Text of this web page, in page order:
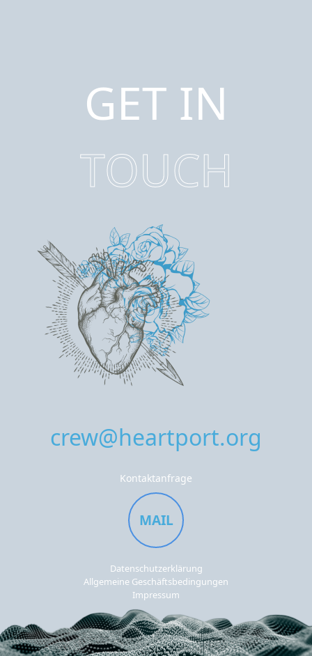
GET IN
TOUCH
crew@heartport.org
Kontaktanfrage
MAIL
Datenschutzerklärung
Allgemeine Geschäftsbedingungen
Impressum